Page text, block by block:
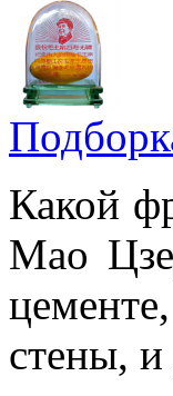
Какой
Мао
стены,